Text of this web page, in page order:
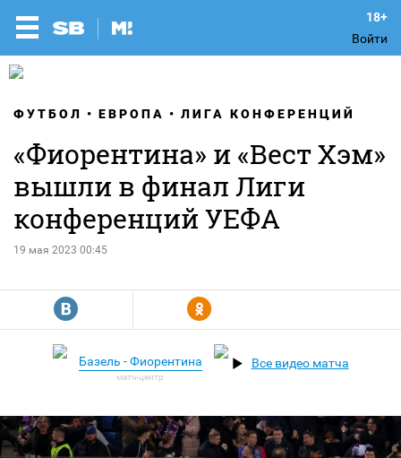
Войти
ФУТБОЛ ЕВРОПА ЛИГА КОНФЕРЕНЦИЙ
«Фиорентина» и «Вест Хэм»
вышли в финал Лиги
конференций УЕФА
19 мая 2023 00:45
R Y
Базель - Фиорентина Все видео матча